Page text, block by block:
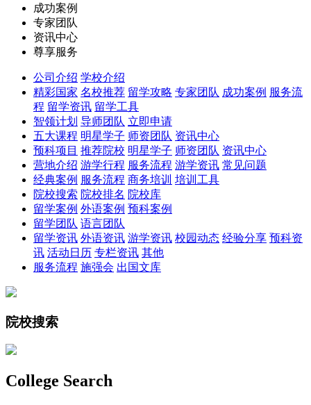
成功案例
专家团队
资讯中心
尊享服务
公司介绍 学校介绍
精彩国家 名校推荐 留学攻略 专家团队 成功案例 服务流
程 留学资讯 留学工具
智领计划 导师团队 立即申请
五大课程 明星学子 师资团队 资讯中心
预科项目 推荐院校 明星学子 师资团队 资讯中心
营地介绍 游学行程 服务流程 游学资讯 常见问题
经典案例 服务流程 商务培训 培训工具
院校搜索 院校排名 院校库
留学案例 外语案例 预科案例
留学团队 语言团队
留学资讯 外语资讯 游学资讯 校园动态 经验分享 预科资
讯 活动日历 专栏资讯 其他
服务流程 施强会 出国文库
院校搜索
College Search